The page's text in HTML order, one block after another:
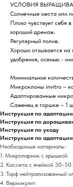
УСЛОВИЯ
Солнечные места или
Плохо чувствует себя
хороший дренаж.
Регулярный полив.
Хорошо отзывается на
удобрения, осенью -
Минимальное
Микроклоны invitro –
Адаптированные
Саженец в горшке – 1
Инструкция по
Инструкция по
Инструкция по уходу
Инструкция по
Необходимые материалы:
1. Микропарник с крышкой.
2. Кассета с ячейкой 30-50
3. Торф нейтрализованный
4. Вермикулит.